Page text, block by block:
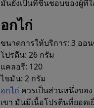
มันยังเป็นที่ชื่นชอบของผู้ที่
อกไก่
ขนาดการให้บริการ: 3 ออ
โปรตีน: 26 กรัม
แคลอรี: 120
ไขมัน: 2 กรัม
อกไก่ ควรเป็นส่วนหนึ่งของ
เขา มันมีเนื้อโปรตีนที่ยอด